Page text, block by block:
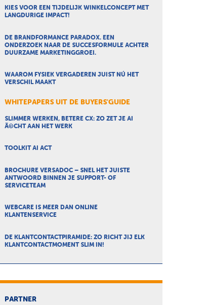
KIES VOOR EEN TIJDELIJK WINKELCONCEPT MET
LANGDURIGE IMPACT!
DE BRANDFORMANCE PARADOX. EEN
ONDERZOEK NAAR DE SUCCESFORMULE ACHTER
DUURZAME MARKETINGGROEI.
WAAROM FYSIEK VERGADEREN JUIST NÚ HET
VERSCHIL MAAKT
WHITEPAPERS UIT DE BUYERS'GUIDE
SLIMMER WERKEN, BETERE CX: ZO ZET JE AI
Ã©CHT AAN HET WERK
TOOLKIT AI ACT
BROCHURE VERSADOC – SNEL HET JUISTE
ANTWOORD BINNEN JE SUPPORT- OF
SERVICETEAM
WEBCARE IS MEER DAN ONLINE
KLANTENSERVICE
DE KLANTCONTACTPIRAMIDE: ZO RICHT JIJ ELK
KLANTCONTACTMOMENT SLIM IN!
PARTNER